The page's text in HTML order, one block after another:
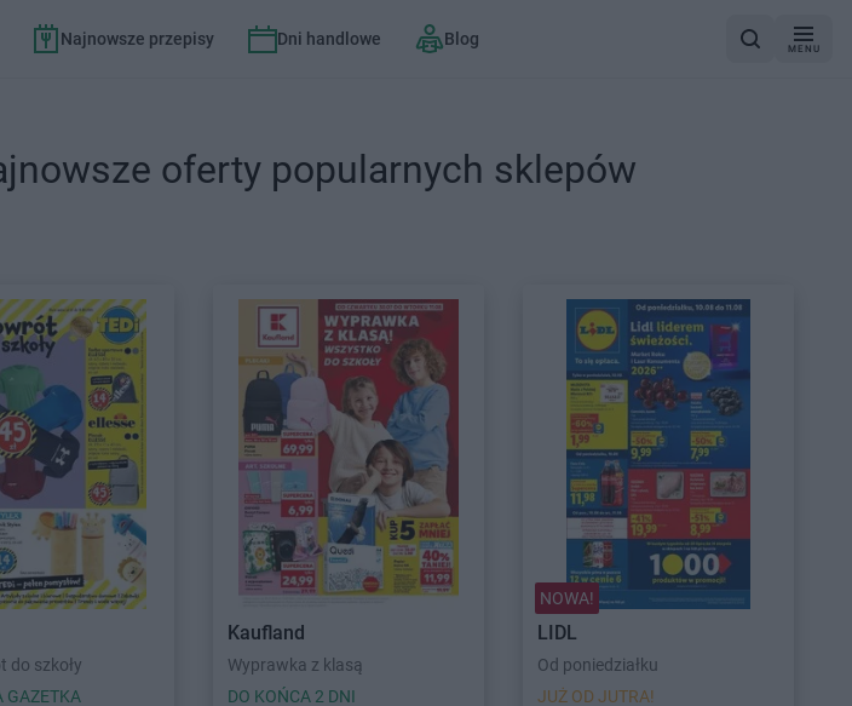
Najnowsze przepisy Dni handlowe Blog
MENU
oferty popularnych sklepów
do szkoły
GAZETKA
Kaufland
Wyprawka z klasą
DO KOŃCA 2 DNI
NOWA!
LIDL
Od poniedziałku
JUŻ OD JUTRA!